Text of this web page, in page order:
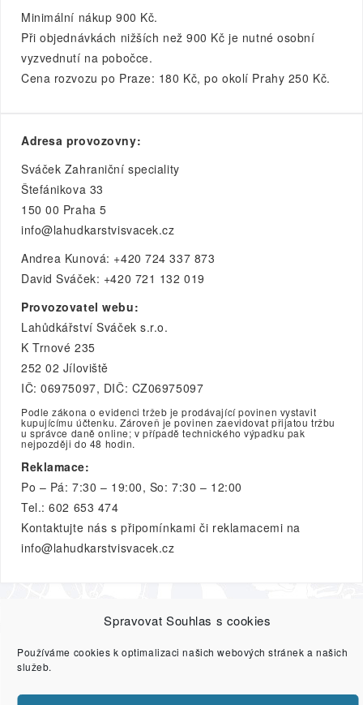
Spravovat Souhlas s cookies
Používáme cookies k optimalizaci našich webových stránek a našich
služeb.
Minimální nákup 900 Kč.
Při objednávkách nižších než 900 Kč je nutné osobní
vyzvednutí na pobočce.
Cena rozvozu po Praze: 180 Kč, po okolí Prahy 250 Kč.
Adresa provozovny:
Sváček Zahraniční speciality
Štefánikova 33
150 00 Praha 5
info@lahudkarstvisvacek.cz
Andrea Kunová: +420 724 337 873
David Sváček: +420 721 132 019
Provozovatel webu:
Lahůdkářství Sváček s.r.o.
K Trnové 235
252 02 Jíloviště
IČ: 06975097, DIČ: CZ06975097
Podle zákona o evidenci tržeb je prodávající povinen vystavit
kupujícímu účtenku. Zároveň je povinen zaevidovat přijatou tržbu
u správce daně online; v případě technického výpadku pak
nejpozději do 48 hodin.
Reklamace:
Po – Pá: 7:30 – 19:00, So: 7:30 – 12:00
Tel.: 602 653 474
Kontaktujte nás s připomínkami či reklamacemi na
info@lahudkarstvisvacek.cz
POMAZÁNKY
HOTOVÁ JÍDLA DEZERTY
DÁRKOVÉ
Zásady ochrany osobních údajů
Kontakty